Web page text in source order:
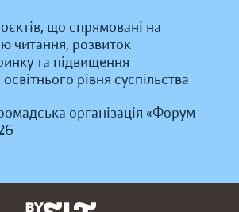
що спрямовані на
читання, розвиток
та підвищення
рівня суспільства
організація «Форум